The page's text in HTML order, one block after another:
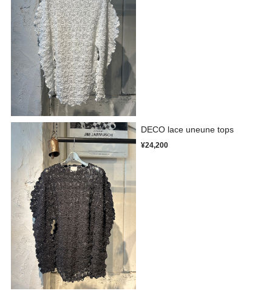
DECO lace uneune tops
¥24,200